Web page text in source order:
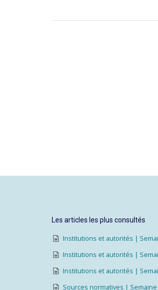
Les articles les plus consultés
Institutions et autorités |
Institutions et autorités |
Institutions et autorités |
Sources normatives |